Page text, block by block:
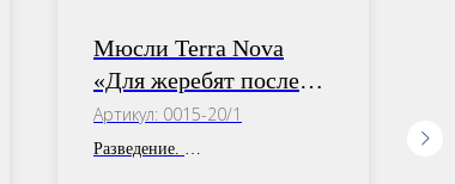
Мюсли Terra Nova
«Для жеребят после
года»
Артикул: 0015-20/1
Разведение.